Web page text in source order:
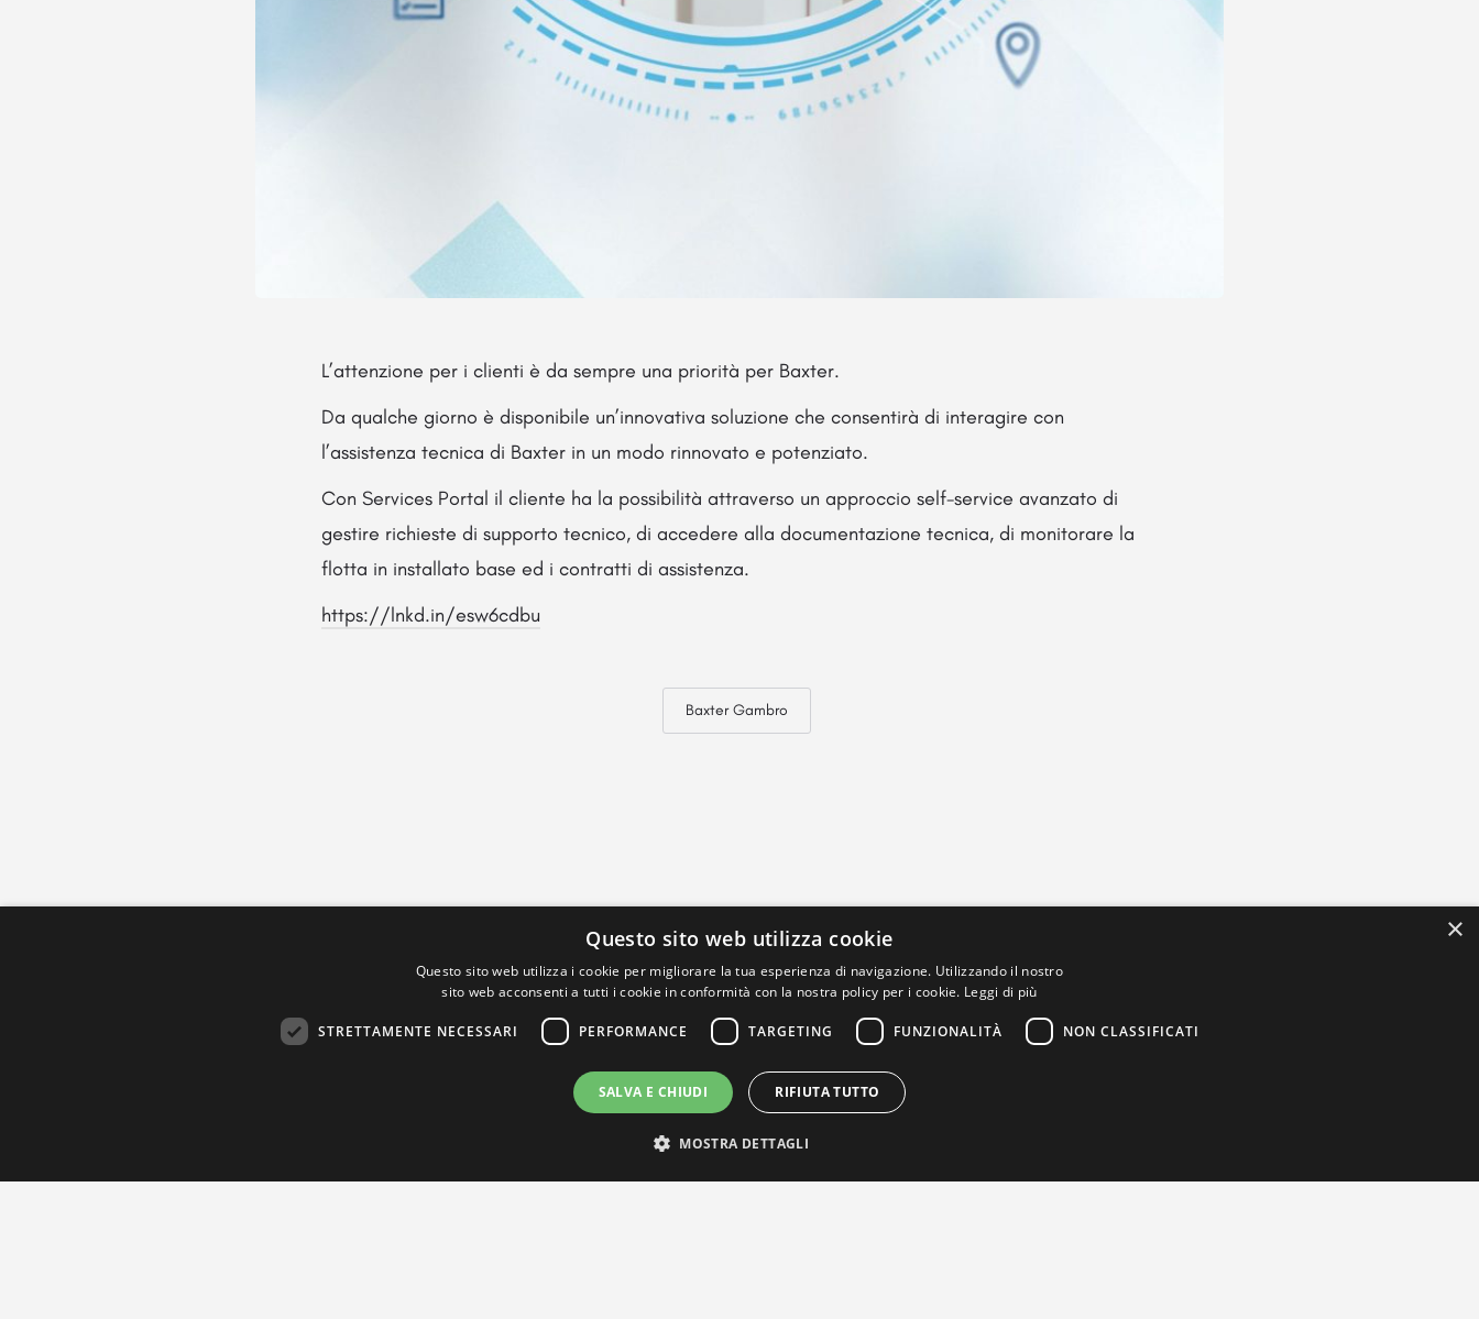
L’attenzione per i clienti è da sempre una priorità per Baxter.
Da qualche giorno è disponibile un’innovativa soluzione che consentirà di interagire con
l’assistenza tecnica di Baxter in un modo rinnovato e potenziato.
Con Services Portal il cliente ha la possibilità attraverso un approccio self-service avanzato di
gestire richieste di supporto tecnico, di accedere alla documentazione tecnica, di monitorare la
flotta in installato base ed i contratti di assistenza.
https://lnkd.in/esw6cdbu
Baxter Gambro
×
Questo sito web utilizza cookie
Questo sito web utilizza i cookie per migliorare la tua esperienza di navigazione. Utilizzando il nostro
sito web acconsenti a tutti i cookie in conformità con la nostra policy per i cookie. Leggi di più
STRETTAMENTE NECESSARI PERFORMANCE TARGETING FUNZIONALITÀ NON CLASSIFICATI
SALVA E CHIUDI RIFIUTA TUTTO
MOSTRA DETTAGLI